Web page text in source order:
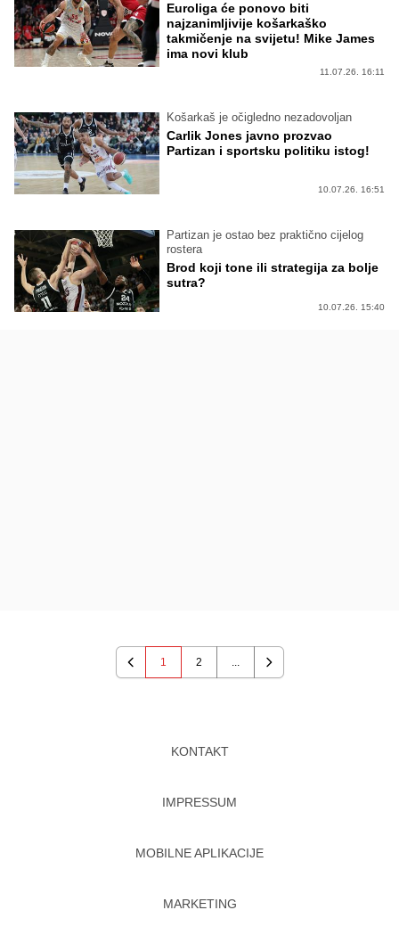
Euroliga će ponovo biti
najzanimljivije košarkaško
takmičenje na svijetu! Mike James
ima novi klub
11.07.26. 16:11
Košarkaš je očigledno nezadovoljan
Carlik Jones javno prozvao
Partizan i sportsku politiku istog!
10.07.26. 16:51
Partizan je ostao bez praktično cijelog
rostera
Brod koji tone ili strategija za bolje
sutra?
10.07.26. 15:40
Previous
1 2 ...
Next
KONTAKT
IMPRESSUM
MOBILNE APLIKACIJE
MARKETING